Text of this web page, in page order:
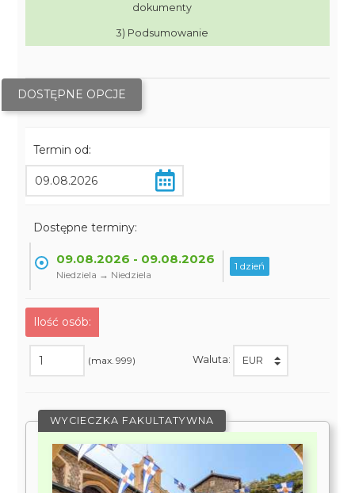
dokumenty
3) Podsumowanie
DOSTĘPNE OPCJE
Termin od:
Dostępne terminy:
09.08.2026 - 09.08.2026
Niedziela → Niedziela
1 dzień
Ilość osób:
(max. 999) Waluta:
WYCIECZKA FAKULTATYWNA